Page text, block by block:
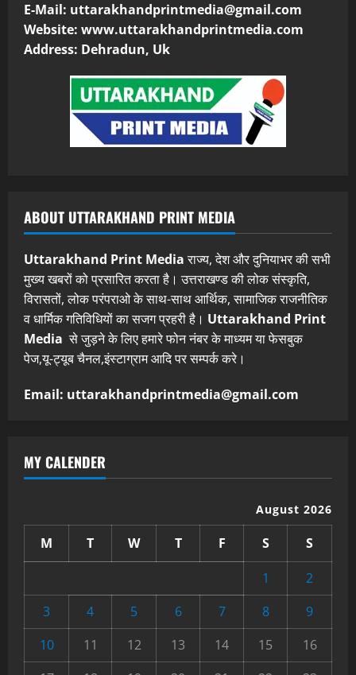
E-Mail: uttarakhandprintmedia@gmail.com
Website: www.uttarakhandprintmedia.com
Address: Dehradun, Uk
ABOUT UTTARAKHAND PRINT MEDIA
Uttarakhand Print Mediaराज्य, देश और दुनियाभर की सभी
मुख्य खबरों को प्रसारित करता है। उत्तराखण्ड की लोक संस्कृति,
विरासतों, लोक परंपराओ के साथ-साथ आर्थिक, सामाजिक राजनीतिक
व धार्मिक गतिविधियों का सजग प्रहरी है। Uttarakhand Print
Media से जुड़ने के लिए हमारे फोन नंबर के माध्यम या फेसबुक
पेज,यू-ट्यूब चैनल,इंस्टाग्राम आदि पर सम्पर्क करे।
Email: uttarakhandprintmedia@gmail.com
MY CALENDER
August 2026
M T W T F S
S
1
2
3
4 5 6 7 8
9
10
11 12 13 14 15
16